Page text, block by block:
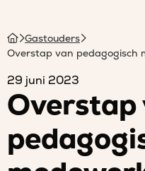
Homepage
Gastouders
Overstap van pedagogisch
29 juni 2023
Overstap